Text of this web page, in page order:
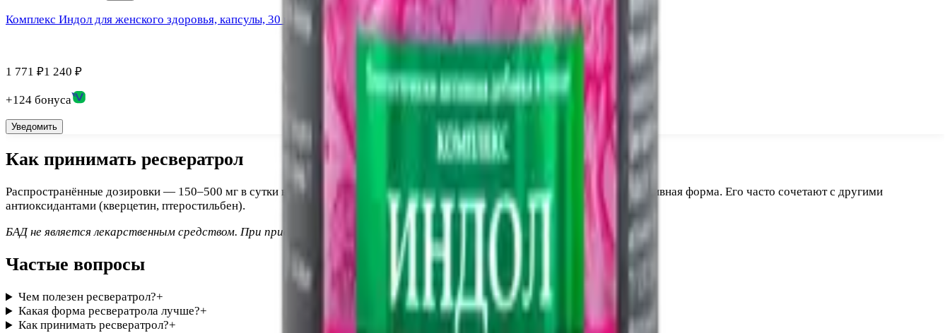
Комплекс Индол для женского здоровья, капсулы, 30 шт. Алтайские традиции
1 771 ₽1 240 ₽
+124 бонуса
Уведомить
Как принимать ресвератрол
Распространённые дозировки — 150–500 мг в сутки во время еды с жирами (для усвоения). Транс-ресвератрол — более активная форма. Его часто сочетают с другими
антиоксидантами (кверцетин, птеростильбен).
БАД не является лекарственным средством. При приёме антикоагулянтов проконсультируйтесь с врачом.
Частые вопросы
Чем полезен ресвератрол?+
Какая форма ресвератрола лучше?+
Как принимать ресвератрол?+